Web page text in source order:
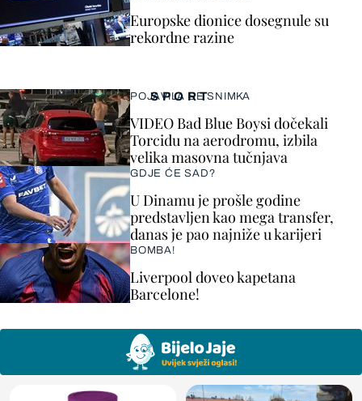
SPORT
POJAVILA SE SNIMKA
VIDEO Bad Blue Boysi dočekali
Torcidu na aerodromu, izbila
velika masovna tučnjava
GDJE ĆE SAD?
U Dinamu je prošle godine
predstavljen kao mega transfer,
danas je pao najniže u karijeri
BOMBA!
Liverpool doveo kapetana
Barcelone!
Europske dionice dosegnule su
rekordne razine